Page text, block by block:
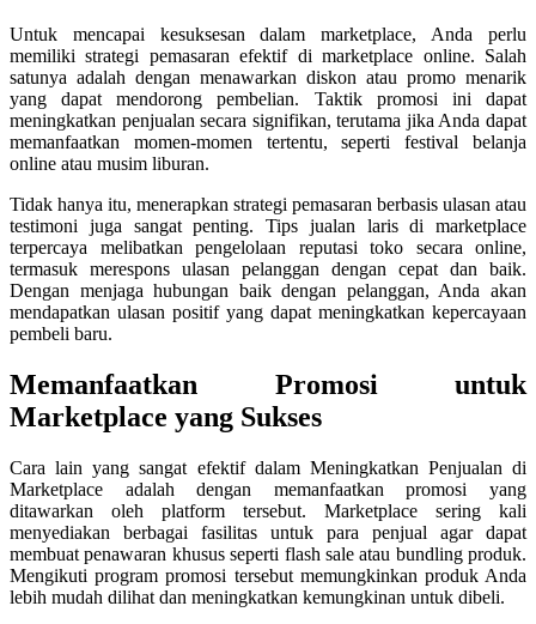
Untuk mencapai kesuksesan dalam marketplace, Anda perlu
memiliki strategi pemasaran efektif di marketplace online. Salah
satunya adalah dengan menawarkan diskon atau promo menarik
yang dapat mendorong pembelian. Taktik promosi ini dapat
meningkatkan penjualan secara signifikan, terutama jika Anda dapat
memanfaatkan momen-momen tertentu, seperti festival belanja
online atau musim liburan.
Tidak hanya itu, menerapkan strategi pemasaran berbasis ulasan atau
testimoni juga sangat penting. Tips jualan laris di marketplace
terpercaya melibatkan pengelolaan reputasi toko secara online,
termasuk merespons ulasan pelanggan dengan cepat dan baik.
Dengan menjaga hubungan baik dengan pelanggan, Anda akan
mendapatkan ulasan positif yang dapat meningkatkan kepercayaan
pembeli baru.
Memanfaatkan Promosi untuk
Marketplace yang Sukses
Cara lain yang sangat efektif dalam Meningkatkan Penjualan di
Marketplace adalah dengan memanfaatkan promosi yang
ditawarkan oleh platform tersebut. Marketplace sering kali
menyediakan berbagai fasilitas untuk para penjual agar dapat
membuat penawaran khusus seperti flash sale atau bundling produk.
Mengikuti program promosi tersebut memungkinkan produk Anda
lebih mudah dilihat dan meningkatkan kemungkinan untuk dibeli.